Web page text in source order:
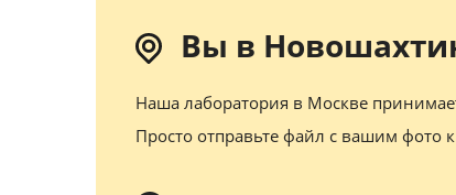
Вы в
Наша лаборатория в Москве
Просто отправьте файл с вашим фото